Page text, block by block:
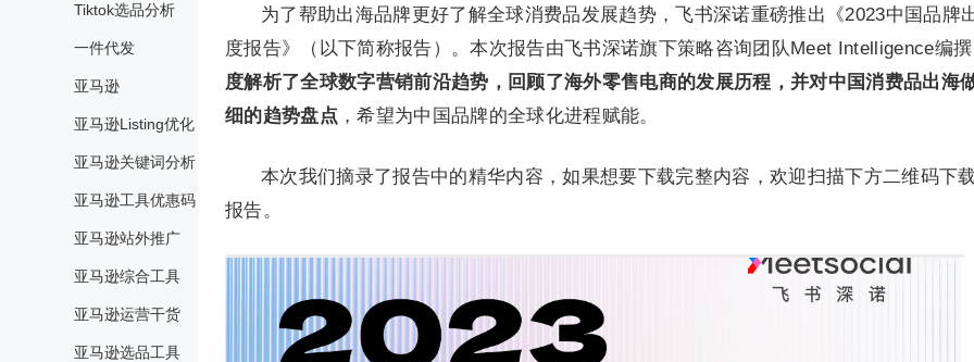
Tiktok选品分析
一件代发
亚马逊
亚马逊Listing优化
亚马逊关键词分析
亚马逊工具优惠码
亚马逊站外推广
亚马逊综合工具
亚马逊运营干货
亚马逊选品工具
为了帮助出海品牌更好了解全球消费品发展趋势，飞书深诺重磅推出《2023中国品牌
度报告》（以下简称报告）。本次报告由飞书深诺旗下策略咨询团队Meet Intelligence编
度解析了全球数字营销前沿趋势，回顾了海外零售电商的发展历程，并对中国消费品出海
细的趋势盘点 ，希望为中国品牌的全球化进程赋能。
本次我们摘录了报告中的精华内容，如果想要下载完整内容，欢迎扫描下方二维码下
报告。